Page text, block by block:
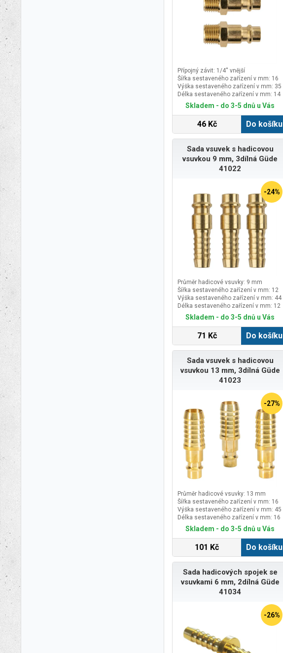
Přípojný závit: 1/4'' vnější
Šířka sestaveného zařízení v mm: 16
Výška sestaveného zařízení v mm: 35
Délka sestaveného zařízení v mm: 14
Skladem - do 3-5 dnů u Vás
46 Kč Do košíku
Sada vsuvek s hadicovou
vsuvkou 9 mm, 3dílná Güde
41022
-24%
Průměr hadicové vsuvky: 9 mm
Šířka sestaveného zařízení v mm: 12
Výška sestaveného zařízení v mm: 44
Délka sestaveného zařízení v mm: 12
Skladem - do 3-5 dnů u Vás
71 Kč Do košíku
Sada vsuvek s hadicovou
vsuvkou 13 mm, 3dílná Güde
41023
-27%
Průměr hadicové vsuvky: 13 mm
Šířka sestaveného zařízení v mm: 16
Výška sestaveného zařízení v mm: 45
Délka sestaveného zařízení v mm: 16
Skladem - do 3-5 dnů u Vás
101 Kč Do košíku
Sada hadicových spojek se
vsuvkami 6 mm, 2dílná Güde
41034
-26%